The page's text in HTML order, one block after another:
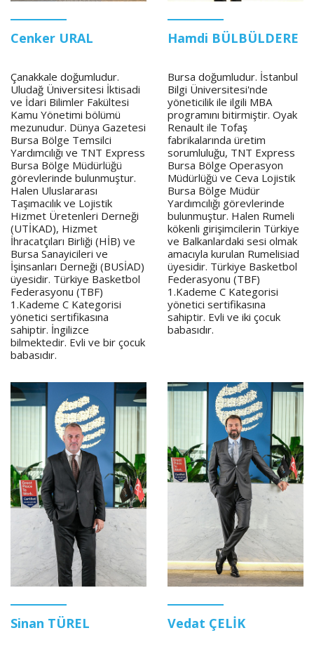
Cenker URAL
Çanakkale doğumludur.
Uludağ Üniversitesi İktisadi
ve İdari Bilimler Fakültesi
Kamu Yönetimi bölümü
mezunudur. Dünya Gazetesi
Bursa Bölge Temsilci
Yardımcılığı ve TNT Express
Bursa Bölge Müdürlüğü
görevlerinde bulunmuştur.
Halen Uluslararası
Taşımacılık ve Lojistik
Hizmet Üretenleri Derneği
(UTİKAD), Hizmet
İhracatçıları Birliği (HİB) ve
Bursa Sanayicileri ve
İşinsanları Derneği (BUSİAD)
üyesidir. Türkiye Basketbol
Federasyonu (TBF)
1.Kademe C Kategorisi
yönetici sertifikasına
sahiptir. İngilizce
bilmektedir. Evli ve bir çocuk
babasıdır.
Hamdi BÜLBÜLDERE
Bursa doğumludur. İstanbul
Bilgi Üniversitesi'nde
yöneticilik ile ilgili MBA
programını bitirmiştir. Oyak
Renault ile Tofaş
fabrikalarında üretim
sorumluluğu, TNT Express
Bursa Bölge Operasyon
Müdürlüğü ve Ceva Lojistik
Bursa Bölge Müdür
Yardımcılığı görevlerinde
bulunmuştur. Halen Rumeli
kökenli girişimcilerin Türkiye
ve Balkanlardaki sesi olmak
amacıyla kurulan Rumelisiad
üyesidir. Türkiye Basketbol
Federasyonu (TBF)
1.Kademe C Kategorisi
yönetici sertifikasına
sahiptir. Evli ve iki çocuk
babasıdır.
Sinan TÜREL Vedat ÇELİK